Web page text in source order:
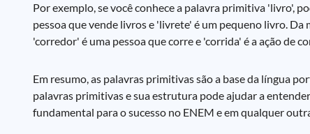
Por exemplo, se você conhece a palavra primitiva 'livro',
pessoa que vende livros e 'livrete' é um pequeno livro.
'corredor' é uma pessoa que corre e 'corrida' é a ação de
Em resumo, as palavras primitivas são a base da língua
palavras primitivas e sua estrutura pode ajudar a
fundamental para o sucesso no ENEM e em qualquer